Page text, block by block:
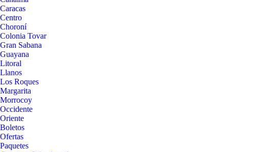
Caracas
Centro
Choroní
Colonia Tovar
Gran Sabana
Guayana
Litoral
Llanos
Los Roques
Margarita
Morrocoy
Occidente
Oriente
Boletos
Ofertas
Paquetes